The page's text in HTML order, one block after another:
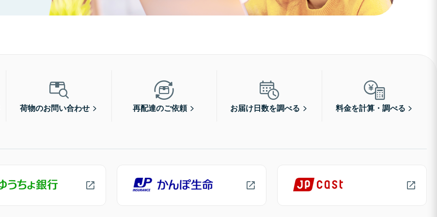
荷物のお問い合わせ 再配達のご依頼 お届け日数を調べる 料金を計算・調べる